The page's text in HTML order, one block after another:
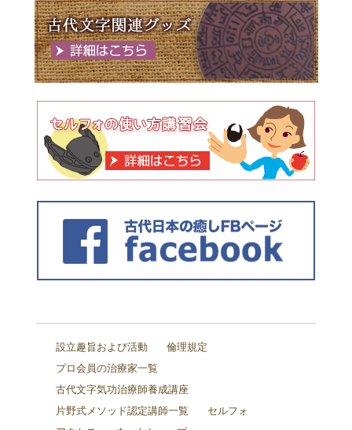
設立趣旨および活動
倫理規定
プロ会員の治療家一覧
古代文字気功治療師養成講座
片野式メソッド認定講師一覧
セルフォ